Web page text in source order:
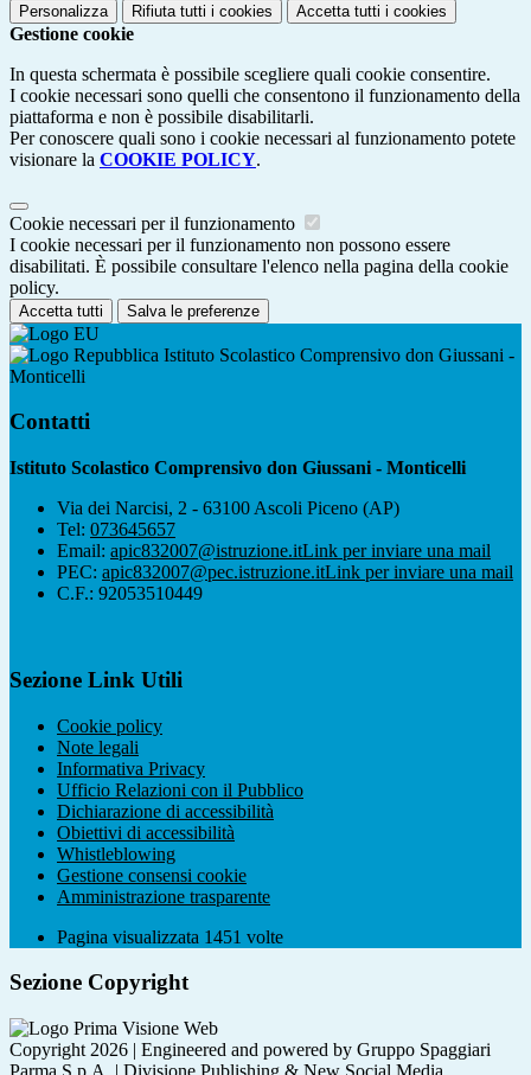
Personalizza Rifiuta tutti i cookies Accetta tutti i cookies
Gestione cookie
In questa schermata è possibile scegliere quali cookie consentire.
I cookie necessari sono quelli che consentono il funzionamento della
piattaforma e non è possibile disabilitarli.
Per conoscere quali sono i cookie necessari al funzionamento potete
visionare la COOKIE POLICY.
Cookie necessari per il funzionamento
I cookie necessari per il funzionamento non possono essere
disabilitati. È possibile consultare l'elenco nella pagina della cookie
policy.
Accetta tutti Salva le preferenze
Istituto Scolastico Comprensivo don Giussani -
Monticelli
Contatti
Istituto Scolastico Comprensivo don Giussani - Monticelli
Via dei Narcisi, 2 - 63100 Ascoli Piceno (AP)
Tel: 073645657
Email: apic832007@istruzione.itLink per inviare una mail
PEC: apic832007@pec.istruzione.itLink per inviare una mail
C.F.: 92053510449
Sezione Link Utili
Cookie policy
Note legali
Informativa Privacy
Ufficio Relazioni con il Pubblico
Dichiarazione di accessibilità
Obiettivi di accessibilità
Whistleblowing
Gestione consensi cookie
Amministrazione trasparente
Pagina visualizzata 1451 volte
Sezione Copyright
Copyright 2026 | Engineered and powered by Gruppo Spaggiari
Parma S.p.A. | Divisione Publishing & New Social Media